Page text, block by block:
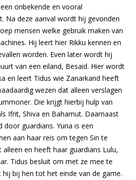
onbekende en vooral
Na deze aanval wordt hij gevonden
mensen welke gebruik maken van
Hij leert hier Rikku kennen en
worden. Even later wordt hij
van een eiland, Besaid. Hier wordt
en leert Tidus wie Zanarkand heeft
wezen dat alleen verslagen
Die krijgt hierbij hulp van
Ifrit, Shiva en Bahamut. Daarnaast
guardians. Yuna is een
aan haar reis om tegen Sin te
en heeft haar guardians Lulu,
Tidus besluit om met ze mee te
bij hen tot het einde van de game.